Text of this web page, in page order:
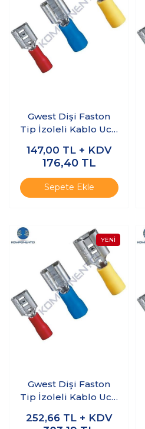
Gwest Dişi Faston
Tip İzoleli Kablo Ucu
1.50mm Kırmızı 200
Adet
147,00 TL + KDV
176,40 TL
Sepete Ekle
Gwest Dişi Faston
Tip İzoleli Kablo Ucu
1.50mm Kırmızı 200
252,66 TL + KDV